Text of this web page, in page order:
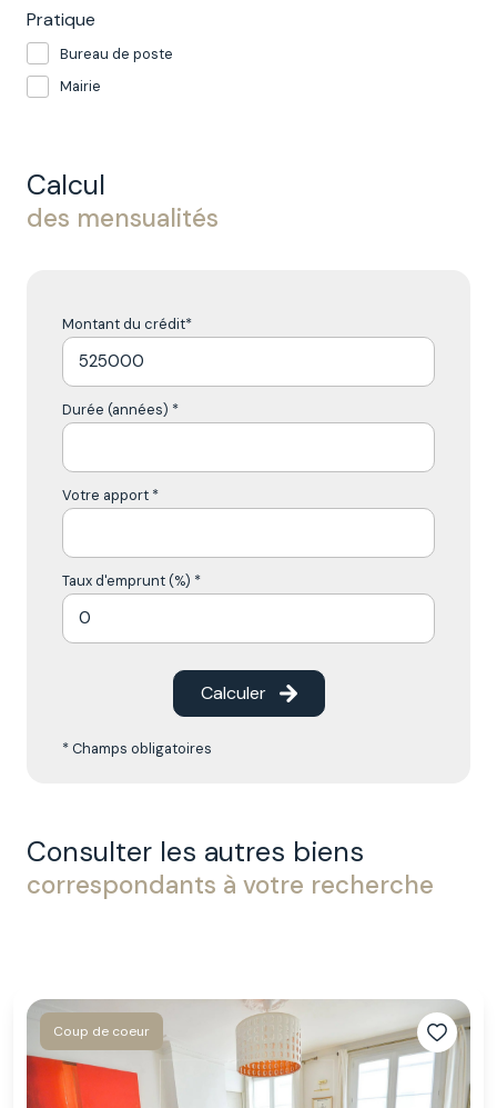
Pratique
Bureau de poste
Mairie
Calcul
des mensualités
Montant du crédit*
Durée (années) *
Votre apport *
Taux d'emprunt (%) *
Calculer
* Champs obligatoires
Consulter les autres biens
correspondants à votre recherche
Coup de coeur